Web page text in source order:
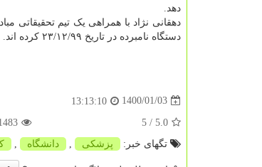
دهد.
دهقانی نژاد با همراهی یک تیم تحقیقاتی
دستگاه نامبرده در تاریخ ۲۳/۱۲/۹۹ کرده اند.
1400/01/03
13:13:10
5.0
/ 5
تگهای خبر:
پزشكی دانشگاه